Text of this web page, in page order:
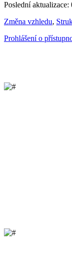
Poslední aktualizace:
Změna vzhledu,
Prohlášení o